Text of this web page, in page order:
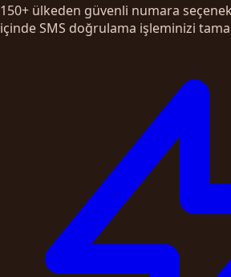
150+ ülkeden güvenli numara
içinde SMS doğrulama işleminizi